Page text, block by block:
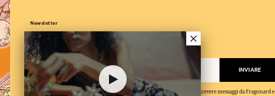
Newsletter
Iscriversi alla newsletter
INVIARE
Quando inserisce il suo indirizzo e-mail e clicca su 'Iscriversi', accetta di ricevere messaggi da Fragonard e
×